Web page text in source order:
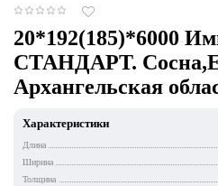
20*192(185)*6000
СТАНДАРТ.
Архангельская
Характеристики
Длина
Ширина
Толщина